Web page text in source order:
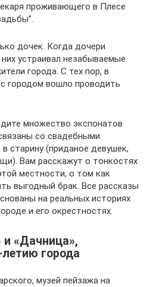
проживающего в Плесе
дочек. Когда дочери
устраивал незабываемые
города. С тех пор, в
городом вошло проводить
множество экспонатов
со свадебными
старину (приданое девушек,
Вам расскажут о тонкостях
местности, о том как
выгодный брак. Все рассказы
на реальных историях
и его окрестностях.
и «Дачница»,
города
музей пейзажа на